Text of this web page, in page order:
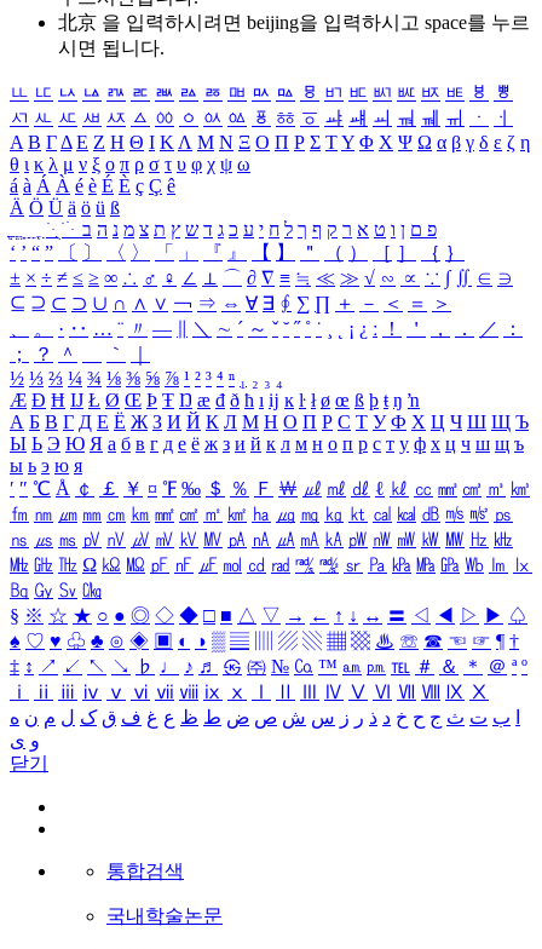
北京 을 입력하시려면 beijing을 입력하시고 space를 누르
시면 됩니다.
ㅥ ㅦ ㅧ ㅨ ㅩ ㅪ ㅫ ㅬ ㅭ ㅮ ㅯ ㅰ ㅱ ㅲ ㅳ ㅴ ㅵ ㅶ ㅷ ㅸ
ㅹ
ㅺ ㅻ ㅼ ㅽ ㅾ ㅿ ㆀ ㆁ ㆂ ㆃ ㆄ ㆅ ㆆ ㆇ ㆈ ㆉ ㆊ ㆋ ㆌ ㆍ
ㆎ
Α Β ΓΔ Ε Ζ Η Θ Ι ΚΛ Μ Ν Ξ Ο Π Ρ Σ ΤΥ Φ Χ Ψ Ω α β γ δ ε ζ η
θ ι κ λ μ ν ξ ο π ρ σ τ υ φ χ ψ ω
á à Á À é è É È ç Ç ê
Ä Ö Ü ä ö ü ß
ִֶֹ ֻּ ׁׂ פ ם ן ו ט א ר ק ף ך ל ח י ע כ ג ד ש ץ ת צ מ נ ה ב
‘ ’ “ ” 〔 〕 〈 〉 「 」 『 』 【 】 ＂ （ ） ［ ］ ｛ ｝
± × ÷ ≠ ≤ ≥ ∞ ∴ ♂ ♀ ∠ ⊥ ⌒ ∂ ∇ ≡ ≒ ≪ ≫ √ ∽ ∝ ∵ ∫ ∬ ∈ ∋
⊆ ⊇ ⊂ ⊃ ∪ ∩ ∧ ∨ ￢ ⇒ ⇔ ∀ ∃ ∮ ∑ ∏ ＋ － ＜ ＝
＞
、
。 · ‥ … ¨ 〃 ― ＼ ∼ ´ ～ ˇ ˘ ˝ ˚ ˙ ¸ ¡ ¿ ː ！ ＇ ， ． ／
：
；
？ ＾ ｀
½ ⅓ ⅔ ¼ ¾ ⅛ ⅜ ⅝ ⅞ ¹ ² ³ ⁴ ⁿ ₁ ₂ ₃ ₄
Æ Ð Ħ Ĳ Ł Ø Œ Þ Ŧ Ŋ æ đ ð ħ ı ĳ ĸ ŀ ł ø œ ß þ ŧ ŋ ŉ
А Б В Г Д Е Ё Ж З И Й К Л М Н О П Р С Т У Ф Х Ц Ч Ш Щ Ъ
Ы Ь Э Ю Я а б в г д е ё ж з и й к л м н о п р с т у ф х ц ч ш щ ъ
ы ь э ю я
′ ″ ℃ Å ￠ ￡ ￥ ¤ ℉ ‰ ＄ ％ Ｆ ￦ ㎕ ㎖ ㎗ ℓ ㎘ ㏄ ㎣ ㎤ ㎥ ㎦
㎙ ㎚ ㎛ ㎜ ㎝ ㎞ ㎟ ㎠ ㎡ ㎢ ㏊ ㎍ ㎎ ㎏ ㏏ ㎈ ㎉ ㏈ ㎧ ㎨ ㎰
㎱ ㎲ ㎳ ㎴ ㎵ ㎶ ㎷ ㎸ ㎹ ㎀ ㎁ ㎂ ㎃ ㎄ ㎺ ㎻ ㎽ ㎾ ㎿ ㎐ ㎑
㎒ ㎓ ㎔ Ω ㏀ ㏁ ㎊ ㎋ ㎌ ㏖ ㏅ ㎭ ㎮ ㎯ ㏛ ㎩ ㎪ ㎫ ㎬ ㏝ ㏐
㏓
㏃ ㏉ ㏜ ㏆
§ ※ ☆ ★ ○ ● ◎ ◇ ◆ □ ■ △ ▽ → ← ↑ ↓ ↔ 〓 ◁ ◀ ▷ ▶ ♤
♠ ♡ ♥ ♧ ♣ ⊙ ◈ ▣ ◐ ◑ ▒ ▤ ▨ ▧ ▦ ▩ ♨ ☏ ☎ ☜ ☞ ¶ †
‡ ↕ ↗ ↙ ↖ ↘ ♭ ♩ ♪ ♬ ㉿ ㈜ № ㏇ ™ ㏂ ㏘ ℡ ＃ ＆ ＊ ＠ ª º
ⅰ
ⅱ ⅲ ⅳ ⅴ ⅵ ⅶ ⅷ ⅸ ⅹ Ⅳ Ⅴ Ⅵ Ⅶ Ⅷ Ⅸ Ⅹ
ب ت ث ج ح خ د ذ ر ز س ش ص ض ط ظ ع غ ف ق ک ل م ن ه
و ی
닫기
통합검색
국내학술논문